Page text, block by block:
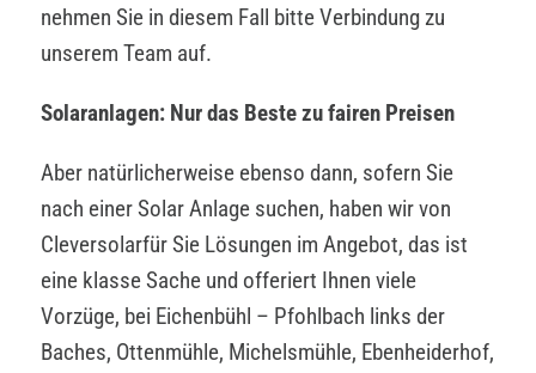
nehmen Sie in diesem Fall bitte Verbindung zu
unserem Team auf.
Solaranlagen: Nur das Beste zu fairen Preisen
Aber natürlicherweise ebenso dann, sofern Sie
nach einer Solar Anlage suchen, haben wir von
Cleversolarfür Sie Lösungen im Angebot, das ist
eine klasse Sache und offeriert Ihnen viele
Vorzüge, bei Eichenbühl – Pfohlbach links der
Baches, Ottenmühle, Michelsmühle, Ebenheiderhof,